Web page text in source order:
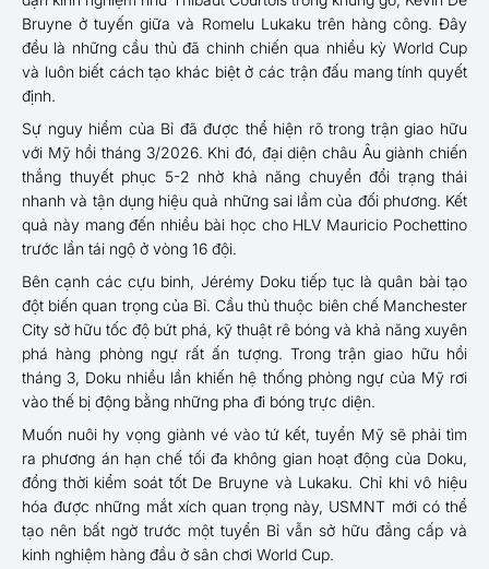
Bruyne ở tuyến giữa và Romelu Lukaku trên hàng công. Đây
đều là những cầu thủ đã chinh chiến qua nhiều kỳ World Cup
và luôn biết cách tạo khác biệt ở các trận đấu mang tính quyết
định.
Sự nguy hiểm của Bỉ đã được thể hiện rõ trong trận giao hữu
với Mỹ hồi tháng 3/2026. Khi đó, đại diện châu Âu giành chiến
thắng thuyết phục 5-2 nhờ khả năng chuyển đổi trạng thái
nhanh và tận dụng hiệu quả những sai lầm của đối phương. Kết
quả này mang đến nhiều bài học cho HLV Mauricio Pochettino
trước lần tái ngộ ở vòng 16 đội.
Bên cạnh các cựu binh, Jérémy Doku tiếp tục là quân bài tạo
đột biến quan trọng của Bỉ. Cầu thủ thuộc biên chế Manchester
City sở hữu tốc độ bứt phá, kỹ thuật rê bóng và khả năng xuyên
phá hàng phòng ngự rất ấn tượng. Trong trận giao hữu hồi
tháng 3, Doku nhiều lần khiến hệ thống phòng ngự của Mỹ rơi
vào thế bị động bằng những pha đi bóng trực diện.
Muốn nuôi hy vọng giành vé vào tứ kết, tuyển Mỹ sẽ phải tìm
ra phương án hạn chế tối đa không gian hoạt động của Doku,
đồng thời kiểm soát tốt De Bruyne và Lukaku. Chỉ khi vô hiệu
hóa được những mắt xích quan trọng này, USMNT mới có thể
tạo nên bất ngờ trước một tuyển Bỉ vẫn sở hữu đẳng cấp và
kinh nghiệm hàng đầu ở sân chơi World Cup.